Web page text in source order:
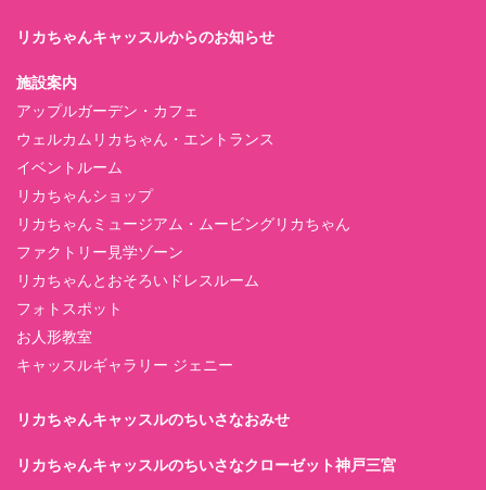
リカちゃんキャッスルからのお知らせ
施設案内
アップルガーデン・カフェ
ウェルカムリカちゃん・エントランス
イベントルーム
リカちゃんショップ
リカちゃんミュージアム・ムービングリカちゃん
ファクトリー見学ゾーン
リカちゃんとおそろいドレスルーム
フォトスポット
お人形教室
キャッスルギャラリー ジェニー
リカちゃんキャッスルのちいさなおみせ
リカちゃんキャッスルのちいさなクローゼット神戸三宮